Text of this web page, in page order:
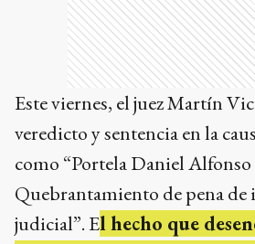
Este viernes, el juez Martín
veredicto y sentencia en la
como “Portela Daniel
Quebrantamiento de pena
judicial”. El hecho que